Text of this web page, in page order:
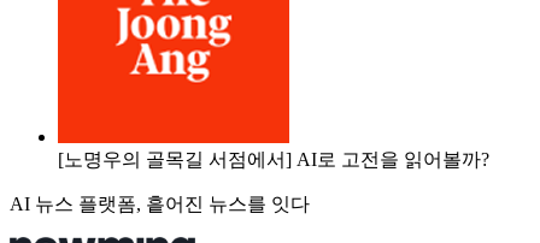
[노명우의 골목길 서점에서] AI로 고전을 읽어볼까?
AI 뉴스 플랫폼, 흩어진 뉴스를 잇다